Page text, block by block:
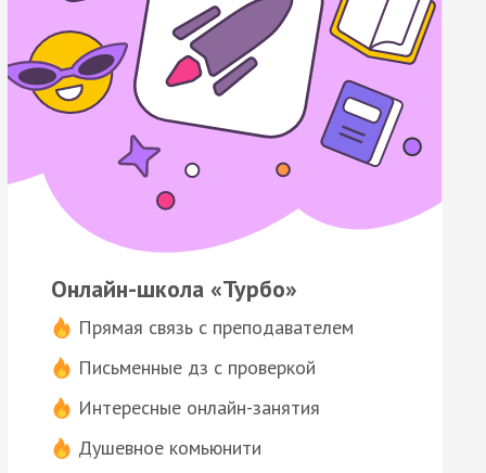
Онлайн-школа «Турбо»
Прямая связь с преподавателем
Письменные дз с проверкой
Интересные онлайн-занятия
Душевное комьюнити